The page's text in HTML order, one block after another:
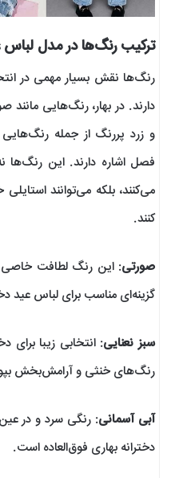
ترکیب رنگ‌ها در مدل لباس
رنگ‌ها نقش بسیار مهمی در
دارند. در بهار، رنگ‌هایی مانند
و زرد پررنگ از جمله
فصل اشاره دارند. این رنگ‌ها
می‌کنند، بلکه می‌توانند
کنند.
صورتی: این رنگ لطافت خاصی
گزینه‌ای مناسب برای لباس عید
سبز نعنایی: انتخابی زیبا برای
رنگ‌های خنثی و آرامش‌بخش
آبی آسمانی: رنگی سرد و در
دخترانه بهاری فوق‌العاده است.